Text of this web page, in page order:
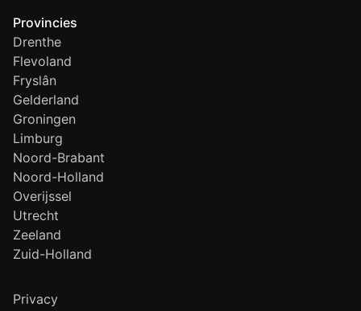
Provincies
Drenthe
Flevoland
Fryslân
Gelderland
Groningen
Limburg
Noord-Brabant
Noord-Holland
Overijssel
Utrecht
Zeeland
Zuid-Holland
Privacy